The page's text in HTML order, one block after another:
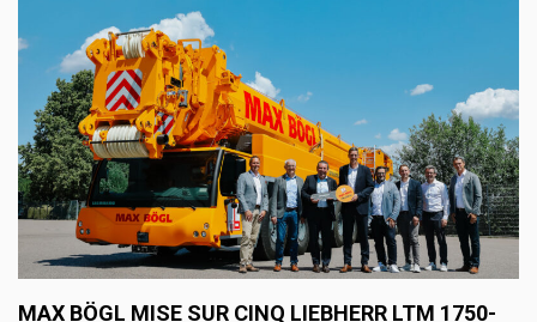
MAX BÖGL MISE SUR CINQ LIEBHERR LTM 1750-